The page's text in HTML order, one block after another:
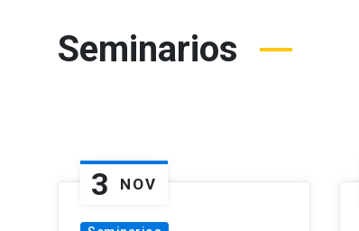
Seminarios
3 NOV